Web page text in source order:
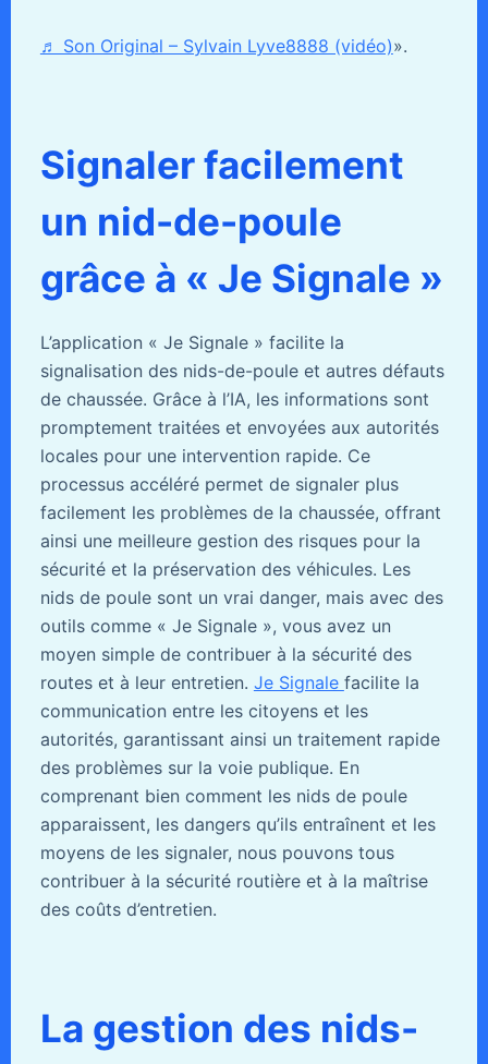
♬ Son Original – Sylvain Lyve8888 (vidéo)».
Signaler facilement
un nid-de-poule
grâce à « Je Signale »
L’application « Je Signale » facilite la
signalisation des nids-de-poule et autres défauts
de chaussée. Grâce à l’IA, les informations sont
promptement traitées et envoyées aux autorités
locales pour une intervention rapide. Ce
processus accéléré permet de signaler plus
facilement les problèmes de la chaussée, offrant
ainsi une meilleure gestion des risques pour la
sécurité et la préservation des véhicules. Les
nids de poule sont un vrai danger, mais avec des
outils comme « Je Signale », vous avez un
moyen simple de contribuer à la sécurité des
routes et à leur entretien. Je Signale facilite la
communication entre les citoyens et les
autorités, garantissant ainsi un traitement rapide
des problèmes sur la voie publique. En
comprenant bien comment les nids de poule
apparaissent, les dangers qu’ils entraînent et les
moyens de les signaler, nous pouvons tous
contribuer à la sécurité routière et à la maîtrise
des coûts d’entretien.
La gestion des nids-